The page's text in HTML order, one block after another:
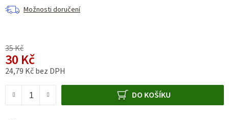
Možnosti doručení
35 Kč
30 Kč
24,79 Kč bez DPH
DO KOŠÍKU